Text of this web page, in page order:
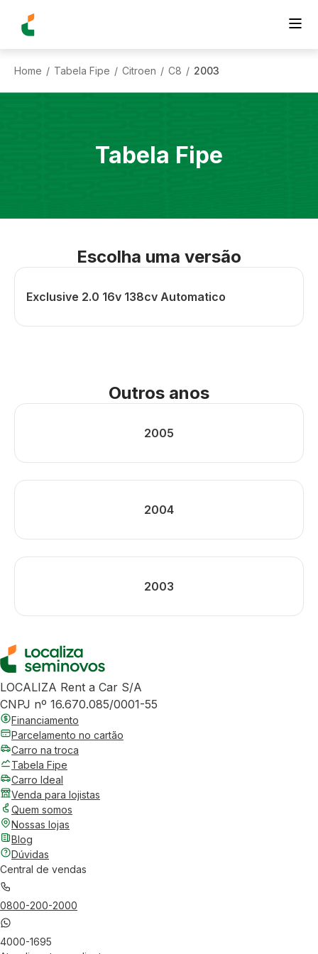
Home / Tabela Fipe / Citroen / C8 / 2003
Tabela Fipe
Escolha uma versão
Exclusive 2.0 16v 138cv Automatico
Outros anos
2005
2004
2003
LOCALIZA Rent a Car S/A
CNPJ nº 16.670.085/0001-55
Financiamento
Parcelamento no cartão
Carro na troca
Tabela Fipe
Carro Ideal
Venda para lojistas
Quem somos
Nossas lojas
Blog
Dúvidas
Central de vendas
0800-200-2000
4000-1695